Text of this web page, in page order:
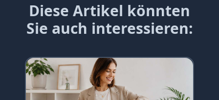
Diese Artikel könnten
Sie auch interessieren: